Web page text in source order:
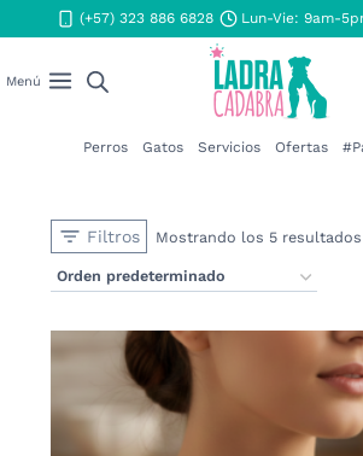
al
(+57) 323 886 6828 Lun-Vie: 9am-
Menú
Perros Gatos Servicios Ofertas
Filtros Mostrando los 5 resultados